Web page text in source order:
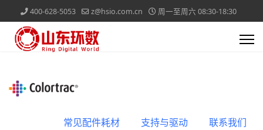
400-628-5053 z@hsio.com.cn 周一至周六 08:30-18:30
常见配件耗材 支持与驱动 联系我们